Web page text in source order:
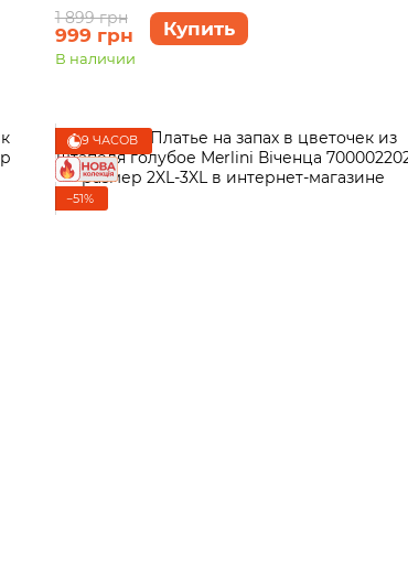
размер 2XL-3XL
1 899 грн
999 грн Купить
В наличии
9 ЧАСОВ
−51%